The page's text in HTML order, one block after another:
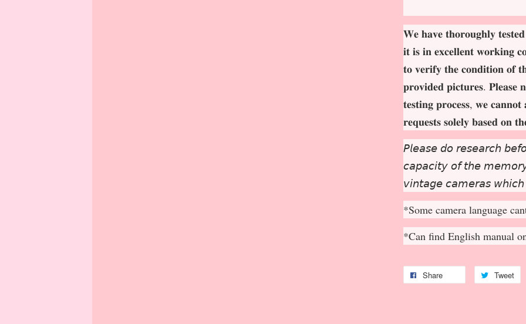
𝐖𝐞 𝐡𝐚𝐯𝐞 𝐭𝐡𝐨𝐫𝐨𝐮𝐠𝐡𝐥𝐲
𝐢𝐭 𝐢𝐬 𝐢𝐧 𝐞𝐱𝐜𝐞𝐥𝐥𝐞𝐧𝐭
𝐭𝐨 𝐯𝐞𝐫𝐢𝐟𝐲 𝐭𝐡𝐞 𝐜𝐨𝐧𝐝𝐢𝐭𝐢𝐨𝐧 𝐨𝐟
𝐩𝐫𝐨𝐯𝐢𝐝𝐞𝐝 𝐩𝐢𝐜𝐭𝐮𝐫𝐞𝐬. 𝐏𝐥𝐞𝐚𝐬𝐞
𝐭𝐞𝐬𝐭𝐢𝐧𝐠 𝐩𝐫𝐨𝐜𝐞𝐬𝐬, 𝐰𝐞 𝐜𝐚𝐧𝐧𝐨𝐭
𝐫𝐞𝐪𝐮𝐞𝐬𝐭𝐬 𝐬𝐨𝐥𝐞𝐥𝐲 𝐛𝐚𝐬𝐞𝐝 𝐨𝐧
𝘗𝘭𝘦𝘢𝘴𝘦 𝘥𝘰 𝘳𝘦𝘴𝘦𝘢𝘳𝘤𝘩
𝘤𝘢𝘱𝘢𝘤𝘪𝘵𝘺 𝘰𝘧 𝘵𝘩𝘦
𝘷𝘪𝘯𝘵𝘢𝘨𝘦 𝘤𝘢𝘮𝘦𝘳𝘢𝘴
*Some camera language
*Can find English manual
Share Tweet